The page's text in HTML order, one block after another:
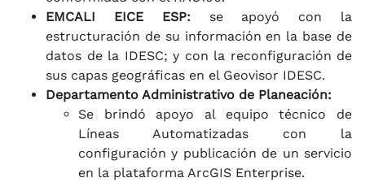
EMCALI EICE ESP: se apoyó con la
estructuración de su información en la base de
datos de la IDESC; y con la reconfiguración de
sus capas geográficas en el Geovisor IDESC.
Departamento Administrativo de Planeación:
Se brindó apoyo al equipo técnico de
Líneas Automatizadas con la
configuración y publicación de un servicio
en la plataforma ArcGIS Enterprise.